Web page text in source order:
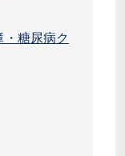
糖尿病ク